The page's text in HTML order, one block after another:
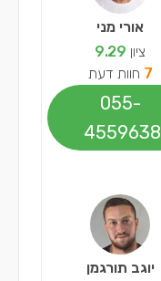
אורי מני
ציון 9.29
7 חוות דעת
055-
4559638
יוגב תורגמן